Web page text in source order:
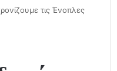
τις Ένοπλες